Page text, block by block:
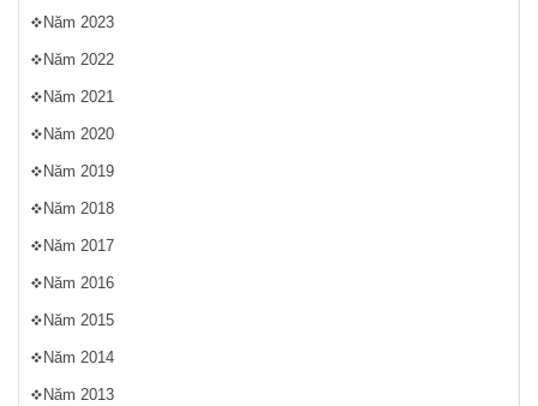
Năm 2023
Năm 2022
Năm 2021
Năm 2020
Năm 2019
Năm 2018
Năm 2017
Năm 2016
Năm 2015
Năm 2014
Năm 2013